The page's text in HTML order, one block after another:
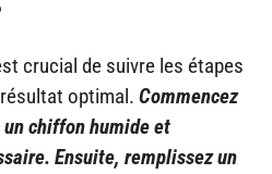
crucial de suivre les étapes
optimal. Commencez
chiffon humide et
Ensuite, remplissez un